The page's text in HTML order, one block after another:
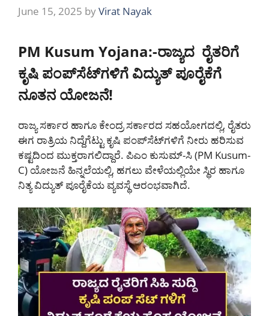
June 15, 2025 byVirat Nayak
PM Kusum Yojana:-ರಾಜ್ಯದ ರೈತರಿಗೆ
ಕೃಷಿ ಪಂಪ್‌ಸೆಟ್‌ಗಳಿಗೆ ವಿದ್ಯುತ್ ಪೂರೈಕೆಗೆ
ನೂತನ ಯೋಜನೆ!
ರಾಜ್ಯ ಸರ್ಕಾರ ಹಾಗೂ ಕೇಂದ್ರ ಸರ್ಕಾರದ ಸಹಯೋಗದಲ್ಲಿ, ರೈತರು
ಈಗ ರಾತ್ರಿಯ ನಿದ್ದೆಗೆಟ್ಟು ಕೃಷಿ ಪಂಪ್‌ಸೆಟ್‌ಗಳಿಗೆ ನೀರು ಹರಿಸುವ
ಕಷ್ಟದಿಂದ ಮುಕ್ತರಾಗಲಿದ್ದಾರೆ. ಪಿಎಂ ಕುಸುಮ್-ಸಿ (PM Kusum-
C) ಯೋಜನೆ ಹಿನ್ನಲೆಯಲ್ಲಿ, ಹಗಲು ವೇಳೆಯಲ್ಲಿಯೇ ಸ್ಥಿರ ಹಾಗೂ
ನಿತ್ಯ ವಿದ್ಯುತ್ ಪೂರೈಕೆಯ ವ್ಯವಸ್ಥೆ ಆರಂಭವಾಗಿದೆ.